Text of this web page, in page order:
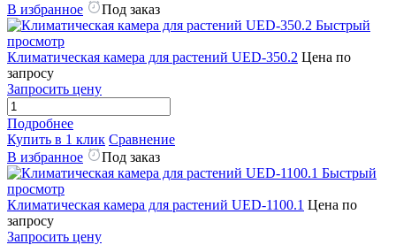
В избранное
Под заказ
Быстрый
просмотр
Климатическая камера для растений UED-350.2 Цена по
запросу
Запросить цену
Подробнее
Купить в 1 клик Сравнение
В избранное
Под заказ
Быстрый
просмотр
Климатическая камера для растений UED-1100.1 Цена по
запросу
Запросить цену